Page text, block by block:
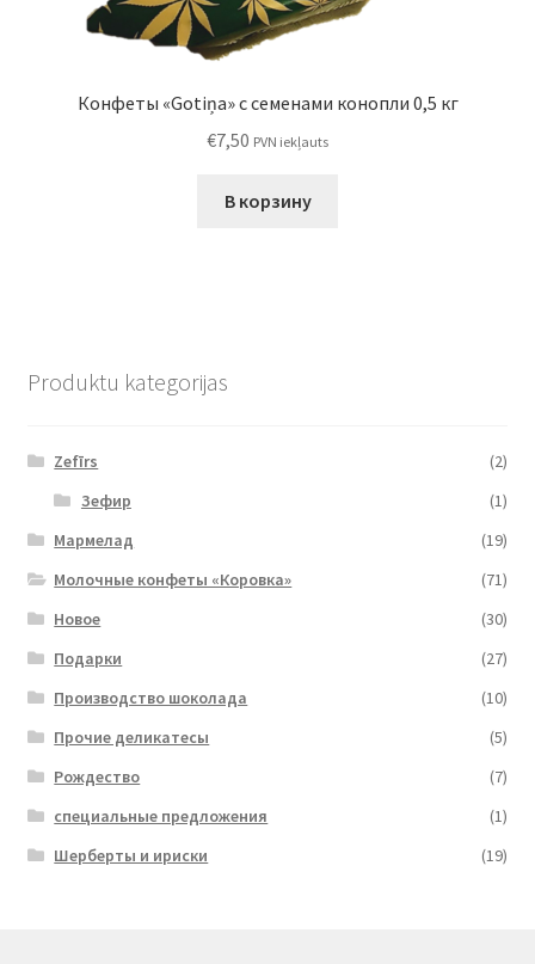
Конфеты «Gotiņa» с семенами конопли 0,5 кг
€7,50 PVN iekļauts
В корзину
Produktu kategorijas
Zefīrs
(2)
Зефир
(1)
Мармелад
(19)
Молочные конфеты «Коровка»
(71)
Новое
(30)
Подарки
(27)
Производство шоколада
(10)
Прочие деликатесы
(5)
Рождество
(7)
специальные предложения
(1)
Шерберты и ириски
(19)